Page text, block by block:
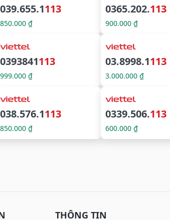
039.655.1113
850.000 ₫
0365.202.113
900.000 ₫
0393841113
999.000 ₫
03.8998.1113
3.000.000 ₫
038.576.1113
850.000 ₫
0339.506.113
600.000 ₫
THÔNG TIN